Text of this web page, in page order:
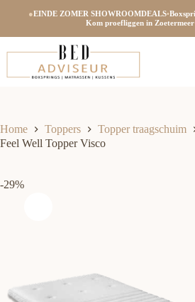
●EINDE ZOMER SHOWROOMDEALS•
Kom proefliggen in Zoetermeer
Home Toppers
Topper traagschuim
Feel Well Topper Visco
-29%